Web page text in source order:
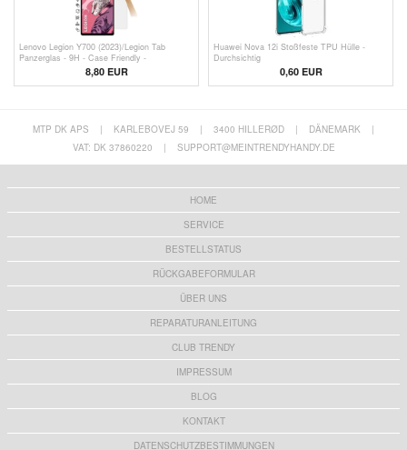
Lenovo Legion Y700 (2023)/Legion Tab
Panzerglas - 9H - Case Friendly -
8,80 EUR
Huawei Nova 12i Stoßfeste TPU Hülle -
Durchsichtig
0,60EUR
MTP DK APS | KARLEBOVEJ 59 | 3400 HILLERØD | DÄNEMARK
|
VAT: DK 37860220
| SUPPORT@MEINTRENDYHANDY.DE
HOME
SERVICE
BESTELLSTATUS
RÜCKGABEFORMULAR
ÜBER UNS
REPARATURANLEITUNG
CLUB TRENDY
IMPRESSUM
BLOG
KONTAKT
DATENSCHUTZBESTIMMUNGEN